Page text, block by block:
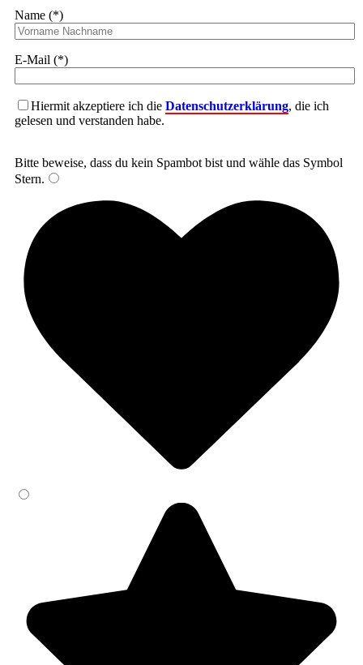
Name (*)
E-Mail (*)
Hiermit akzeptiere ich die Datenschutzerklärung, die ich
gelesen und verstanden habe.
Bitte beweise, dass du kein Spambot bist und wähle das Symbol
Stern.